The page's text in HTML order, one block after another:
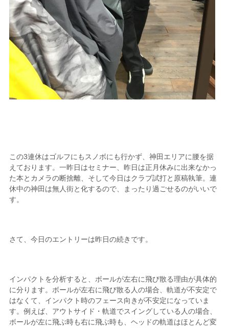
この3連休はゴルフにもスノボにも行かず、神田エリアに腰を据
えております。一昨日はセミナー、昨日は正月休みに出来なかっ
た本とカメラの断捨離、そして今日はクラブ試打と原稿執筆。連
休中の神田は無人街と化するので、まったり過ごせるのがいいで
す。
さて、今日のエントリーは昨日の続きです。
インパクトを分析すると、ボールが左右に飛び散る理由が具体的
に分ります。ボールが左右に飛び散る人の場合、軌道が不安定で
はなくて、インパクト時のフェース向きが不安定になっていま
す。例えば、アウトサイド・軌道でスイングしている人の場合、
ボールが左に飛ぶ時も右に飛ぶ時も、ヘッドの軌道はほとんど変